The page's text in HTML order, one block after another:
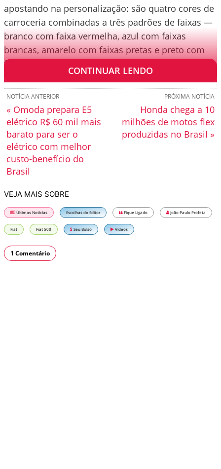
apostando na personalização: são quatro cores de
carroceria combinadas a três padrões de faixas —
branco com faixa vermelha, azul com faixas
brancas, amarelo com faixas pretas e preto com
faixas vermelhas.
CONTINUAR LENDO
PRÓXIMA NOTÍCIA
Honda chega a 10
milhões de motos flex
produzidas no Brasil »
NOTÍCIA ANTERIOR
« Omoda prepara E5
elétrico R$ 60 mil mais
barato para ser o
elétrico com melhor
custo-benefício do
Brasil
VEJA MAIS SOBRE
Últimas Notícias Escolhas do Editor Fique Ligado João Paulo Profeta
Fiat Fiat 500 Seu Bolso Vídeos
1 Comentário